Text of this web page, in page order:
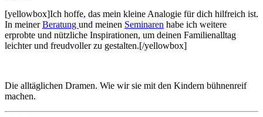
[yellowbox]Ich hoffe, das mein kleine Analogie für dich hilfreich ist.
In meinerBeratung und meinen Seminaren habe ich weitere
erprobte und nützliche Inspirationen, um deinen Familienalltag
leichter und freudvoller zu gestalten.[/yellowbox]
Die alltäglichen Dramen. Wie wir sie mit den Kindern bühnenreif
machen.